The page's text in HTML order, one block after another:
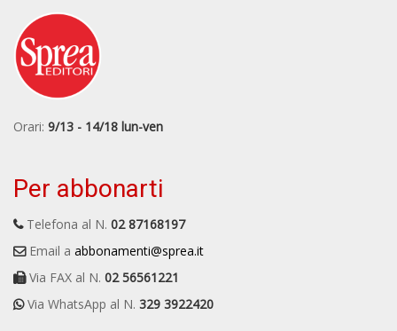
Orari: 9/13 - 14/18 lun-ven
Per abbonarti
Telefona al N. 02 87168197
Email a abbonamenti@sprea.it
Via FAX al N. 02 56561221
Via WhatsApp al N. 329 3922420